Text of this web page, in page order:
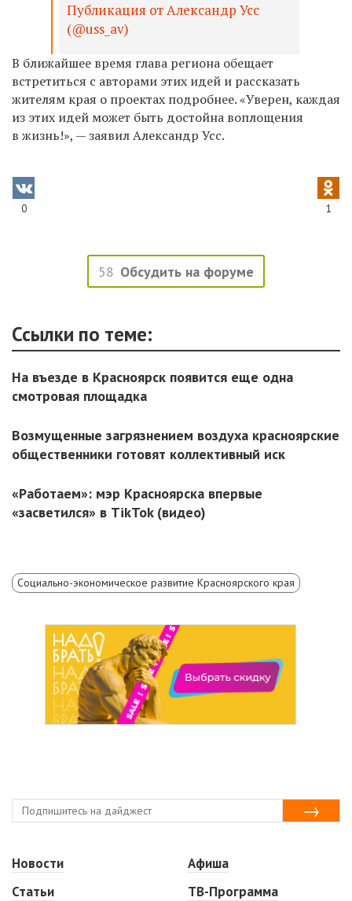
Публикация от Александр Усс
(@uss_av)
В ближайшее время глава региона обещает
встретиться с авторами этих идей и рассказать
жителям края о проектах подробнее. «Уверен, каждая
из этих идей может быть достойна воплощения
в жизнь!», — заявил Александр Усс.
0 1
58 Обсудить на форуме
Ссылки по теме:
На въезде в Красноярск появится еще одна
смотровая площадка
Возмущенные загрязнением воздуха красноярские
общественники готовят коллективный иск
«Работаем»: мэр Красноярска впервые
«засветился» в TikTok (видео)
Социально-экономическое развитие Красноярского края
Новости
Статьи
Афиша
ТВ-Программа